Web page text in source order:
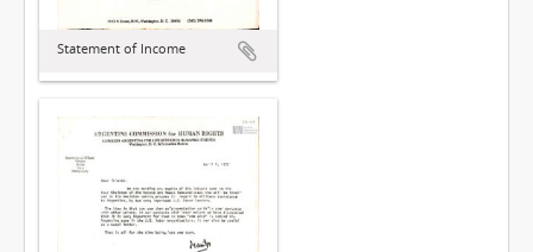
Statement of Income